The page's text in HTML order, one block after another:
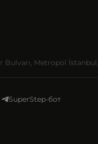
Metropol
SuperStep-бот